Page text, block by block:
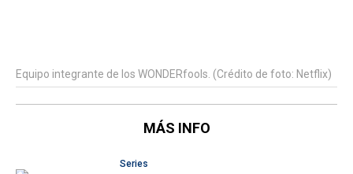
Equipo integrante de los WONDERfools. (Crédito de foto: Netflix)
MÁS INFO
Series